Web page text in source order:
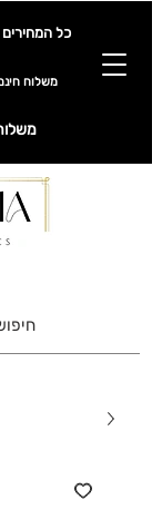
כל
משלוח חינם